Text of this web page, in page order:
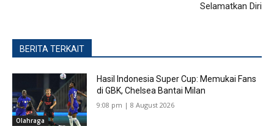
Selamatkan Diri
BERITA TERKAIT
Olahraga
Hasil Indonesia Super Cup: Memukai Fans
di GBK, Chelsea Bantai Milan
9:08 pm | 8 August 2026